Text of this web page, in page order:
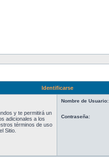
Identificarse
y te permitirá un
adicionales a los
términos de uso
Sitio.
Nombre de Usuario:
Contraseña: